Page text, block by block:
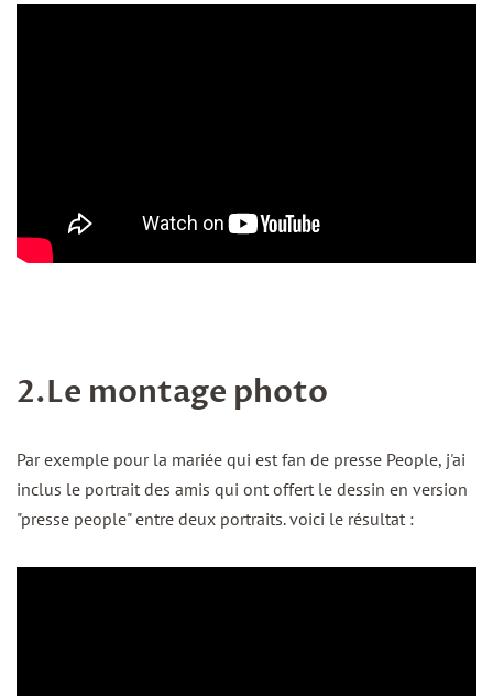
2.Le montage photo
Par exemple pour la mariée qui est fan de presse People, j'ai
inclus le portrait des amis qui ont offert le dessin en version
"presse people" entre deux portraits. voici le résultat :